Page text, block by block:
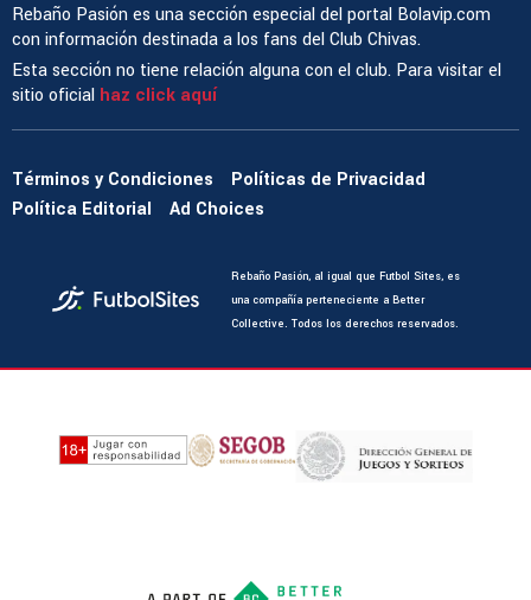
Rebaño Pasión es una sección especial del portal Bolavip.com
con información destinada a los fans del Club Chivas.
Esta sección no tiene relación alguna con el club. Para visitar el
sitio oficial haz click aquí
Términos y Condiciones
Políticas de Privacidad
Política Editorial
Ad Choices
Rebaño Pasión, al igual que Futbol Sites, es
una compañía perteneciente a Better
Collective. Todos los derechos reservados.